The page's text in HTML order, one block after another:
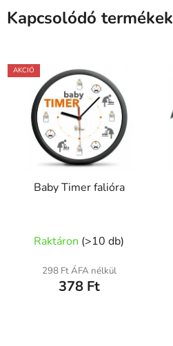
Kapcsolódó termékek
AKCIÓ
Baby Timer falióra
Raktáron (>10 db)
298 Ft ÁFA nélkül
378 Ft